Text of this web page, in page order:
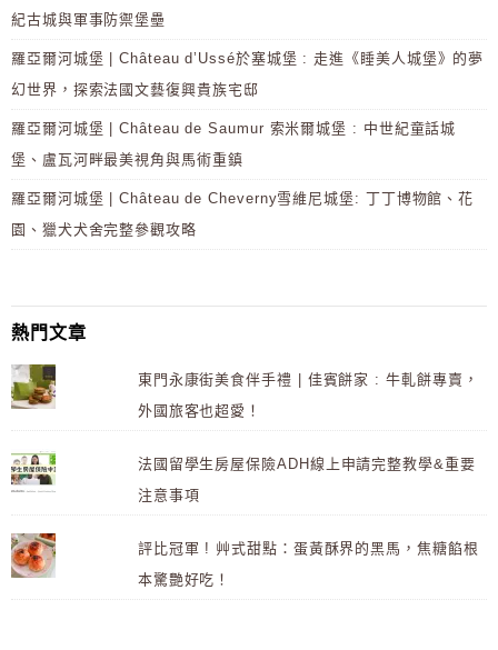
紀古城與軍事防禦堡壘
羅亞爾河城堡 | Château d’Ussé於塞城堡 : 走進《睡美人城堡》的夢
幻世界，探索法國文藝復興貴族宅邸
羅亞爾河城堡 | Château de Saumur 索米爾城堡 : 中世紀童話城
堡、盧瓦河畔最美視角與馬術重鎮
羅亞爾河城堡 | Château de Cheverny雪維尼城堡: 丁丁博物館、花
園、獵犬犬舍完整參觀攻略
熱門文章
東門永康街美食伴手禮 | 佳賓餅家 : 牛軋餅專賣，
外國旅客也超愛！
法國留學生房屋保險ADH線上申請完整教學&重要
注意事項
評比冠軍 ! 艸式甜點：蛋黃酥界的黑馬，焦糖餡根
本驚艷好吃！